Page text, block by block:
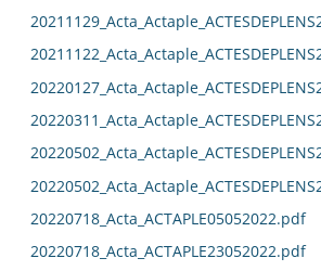
20220718_Acta_ACTAPLE05052022.pdf
20220718_Acta_ACTAPLE23052022.pdf